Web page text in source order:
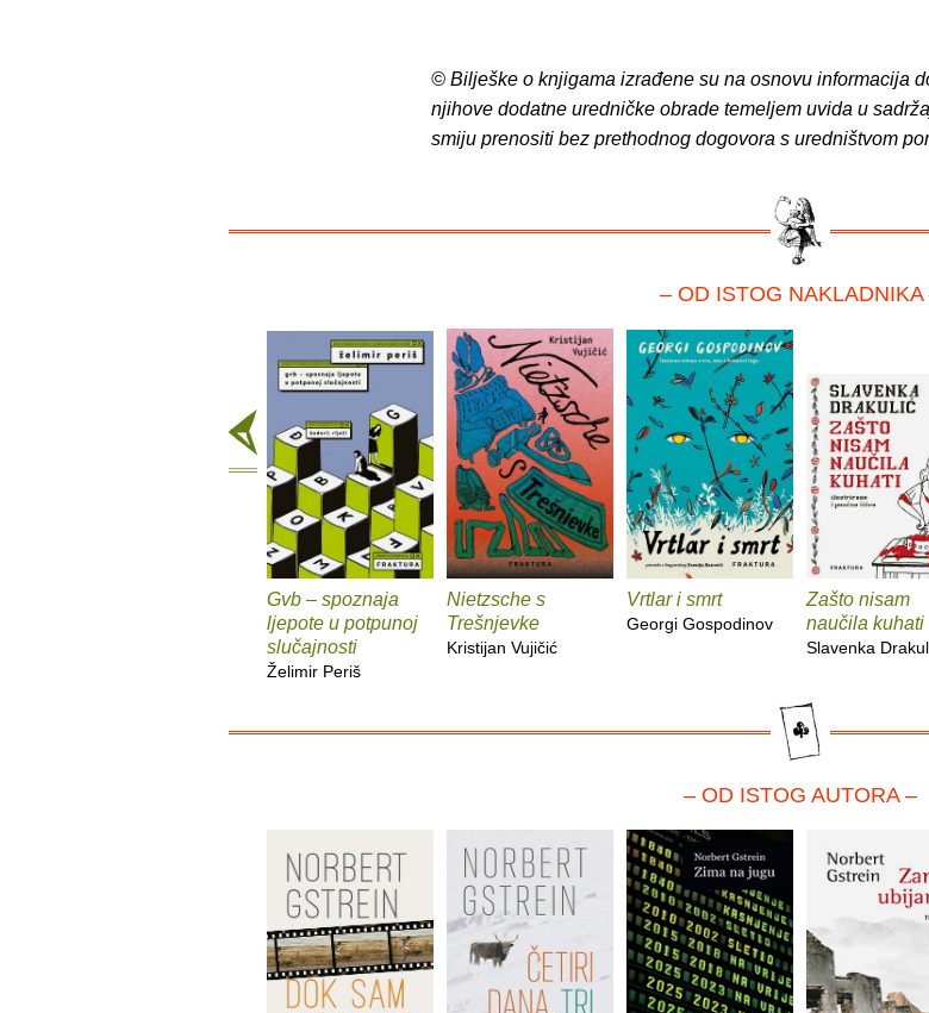
© Bilješke o knjigama izrađene su na osnovu informacija
njihove dodatne uredničke obrade temeljem uvida u
smiju prenositi bez prethodnog dogovora s uredništvom
– OD ISTOG NAKLADNIKA
Gvb – spoznaja
ljepote u potpunoj
slučajnosti
Želimir Periš
Nietzsche s
Trešnjevke
Kristijan Vujičić
Vrtlar i smrt
Georgi Gospodinov
Zašto nisam
naučila kuhati
Slavenka
– OD ISTOG AUTORA –